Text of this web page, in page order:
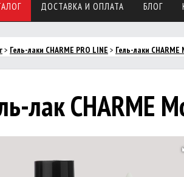
ДОСТАВКА И ОПЛАТА БЛОГ
> Гель-лаки CHARME PRO LINE > Гель-лаки CHARMЕ
лак CHARME